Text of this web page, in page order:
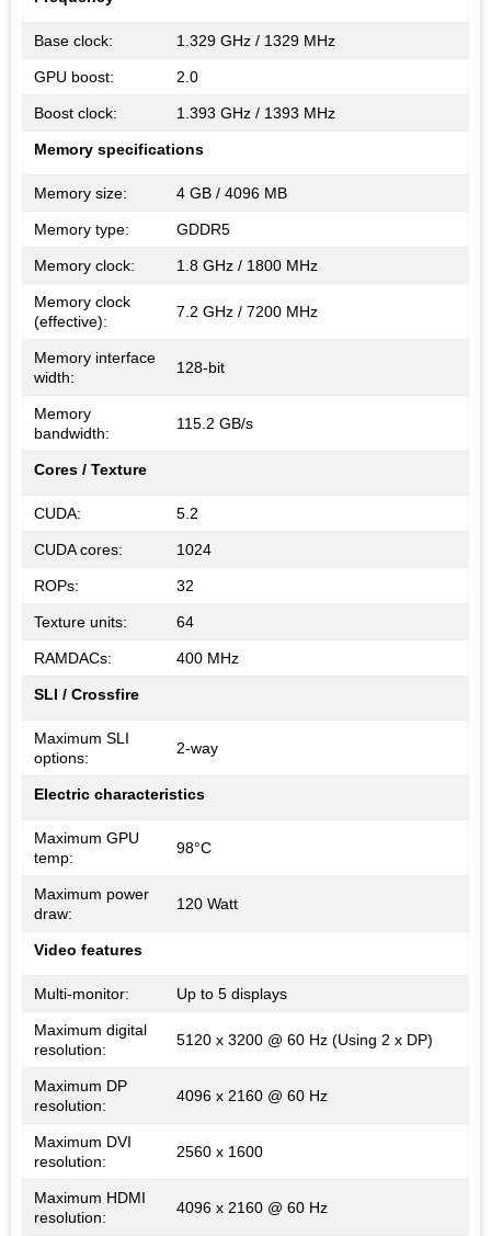
Base clock: 1.329 GHz / 1329 MHz
GPU boost: 2.0
Boost clock: 1.393 GHz / 1393 MHz
Memory specifications
Memory size: 4 GB / 4096 MB
Memory type: GDDR5
Memory clock: 1.8 GHz / 1800 MHz
Memory clock
(effective):
7.2 GHz / 7200 MHz
Memory interface
width:
128-bit
Memory
bandwidth:
115.2 GB/s
Cores / Texture
CUDA: 5.2
CUDA cores: 1024
ROPs: 32
Texture units: 64
RAMDACs: 400 MHz
SLI / Crossfire
Maximum SLI
options:
2-way
Electric characteristics
Maximum GPU
temp:
98°C
Maximum power
draw:
120 Watt
Video features
Multi-monitor: Up to 5 displays
Maximum digital
resolution:
5120 x 3200 @ 60 Hz (Using 2 x DP)
Maximum DP
resolution:
4096 x 2160 @ 60 Hz
Maximum DVI
resolution:
2560 x 1600
Maximum HDMI
resolution:
4096 x 2160 @ 60 Hz